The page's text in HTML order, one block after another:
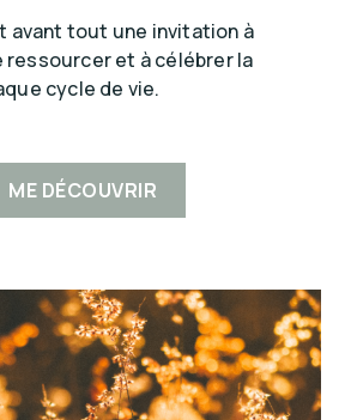
avant tout une invitation à
ressourcer et à célébrer la
cycle de vie.
ME DÉCOUVRIR